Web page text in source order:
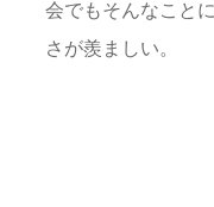
会でもそんなこと
さが羨ましい。